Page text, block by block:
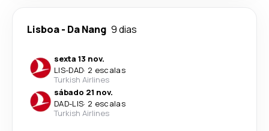
Lisboa- Da Nang 9 dias
sexta 13 nov.
LIS-DAD· 2 escalas
Turkish Airlines
sábado 21 nov.
DAD-LIS· 2 escalas
Turkish Airlines